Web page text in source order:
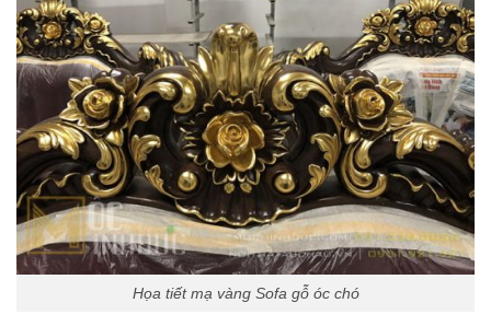
Họa tiết mạ vàng Sofa gỗ óc chó